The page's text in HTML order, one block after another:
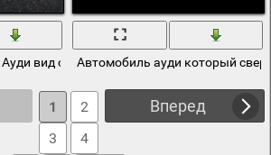
вид сзади на фоне бетонной стены
Автомобиль ауди который
Вперед
1
2
3
4